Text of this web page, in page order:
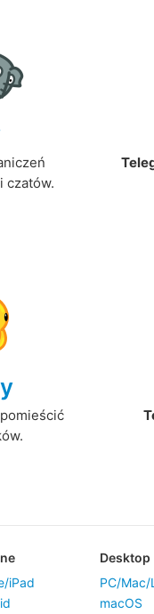
czatów.
iPad
Desktop
PC/Mac/
macOS